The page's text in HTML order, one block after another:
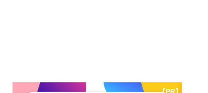
【PR】